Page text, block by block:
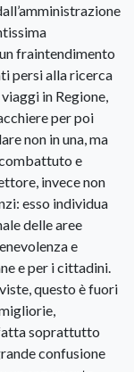
fraintendimento
persi alla ricerca
in Regione,
per poi
non in una, ma
e
invece non
esso individua
delle aree
e
e per i cittadini.
questo è fuori
soprattutto
confusione